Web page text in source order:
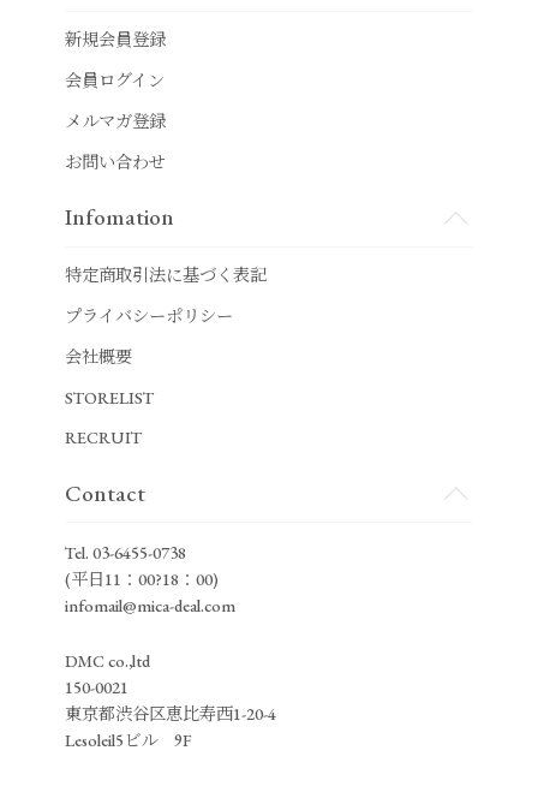
新規会員登録
会員ログイン
メルマガ登録
お問い合わせ
Infomation
特定商取引法に基づく表記
プライバシーポリシー
会社概要
STORELIST
RECRUIT
Contact
Tel. 03-6455-0738
(平日11：00?18：00)
infomail@mica-deal.com
DMC co.,ltd
150-0021
東京都渋谷区恵比寿西1-20-4
Lesoleil5ビル 9F